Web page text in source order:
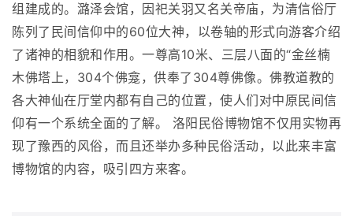
组建成的。潞泽会馆，因祀关羽又名关帝庙，为清信俗厅
陈列了民间信仰中的60位大神，以卷轴的形式向游客介绍
了诸神的相貌和作用。一尊高10米、三层八面的“金丝楠
木佛塔上，304个佛龛，供奉了304尊佛像。佛教道教的
各大神仙在厅堂内都有自己的位置，使人们对中原民间信
仰有一个系统全面的了解。 洛阳民俗博物馆不仅用实物再
现了豫西的风俗，而且还举办多种民俗活动，以此来丰富
博物馆的内容，吸引四方来客。